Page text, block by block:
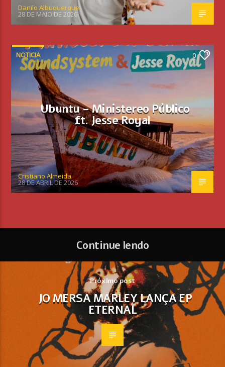
Danilo Albuquerque
28 DE MAIO DE 2026
NOTICIA 0
Ubuntu – Ministereo Público
ft. Jesse Royal
Cristiano Almeida
28 DE ABRIL DE 2026
Continue lendo
Próximo post
JO MERSA MARLEY LANÇA EP
ETERNAL